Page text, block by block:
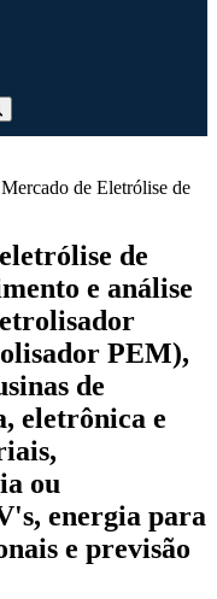
Mercado de Eletrólise de
de
e análise
PEM),
de
eletrônica e
ou
energia para
e previsão